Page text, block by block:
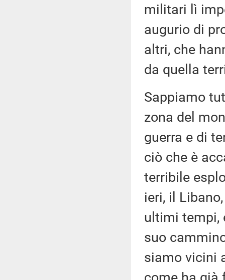
militari lì
augurio di
altri, che
da quella
Sappiamo
zona del
guerra e di
ciò che è
terribile
ieri, il
ultimi tempi,
suo
siamo vicini